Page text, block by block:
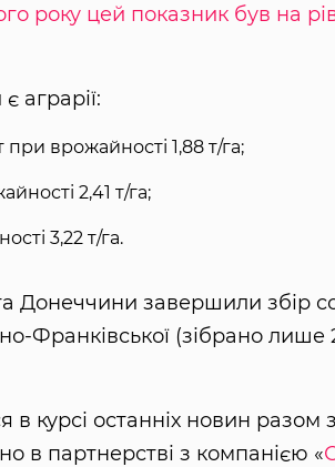
року цей показник був на
аграрії:
врожайності 1,88 т/га;
2,41 т/га;
3,22 т/га.
Донеччини завершили збір
Франківської (зібрано
курсі останніх новин разом з
в партнерстві з компанією «